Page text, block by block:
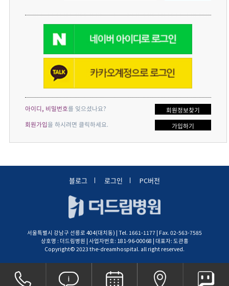
아이디, 비밀번호를 잊으셨나요?
회원정보찾기
회원가입을 하시려면 클릭하세요. 가입하기
블로그 로그인 PC버전
서울특별시 강남구 선릉로 404(대치동) | Tel. 1661-1177 | Fax. 02-563-7585
상호명 : 더드림병원 | 사업자번호: 181-96-00068 | 대표자: 도관홍
Copyright© 2023 the-dreamhospital. all right reserved.